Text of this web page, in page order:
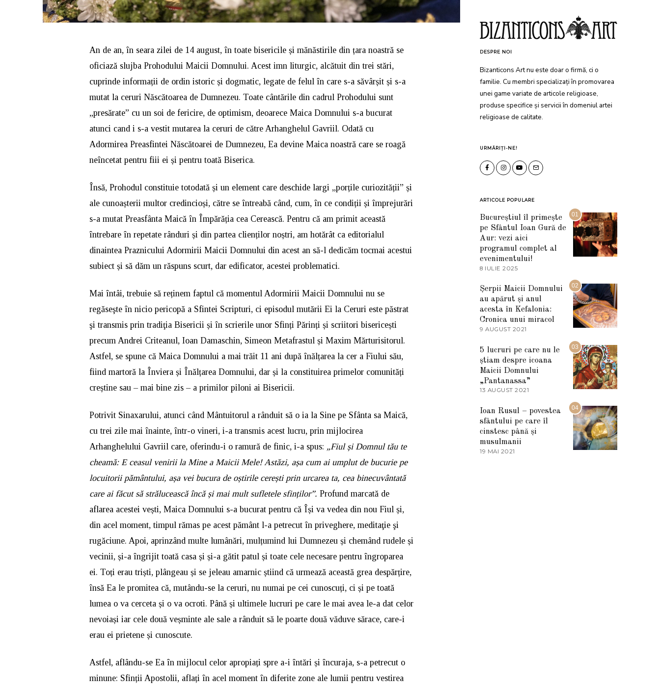
An de an, în seara zilei de 14 august, în toate bisericile și mănăstirile din țara noastră se
oficiază slujba Prohodului Maicii Domnului. Acest imn liturgic, alcătuit din trei stări,
cuprinde informații de ordin istoric și dogmatic, legate de felul în care s-a săvârșit și s-a
mutat la ceruri Născătoarea de Dumnezeu. Toate cântările din cadrul Prohodului sunt
„presărate” cu un soi de fericire, de optimism, deoarece Maica Domnului s-a bucurat
atunci cand i s-a vestit mutarea la ceruri de către Arhanghelul Gavriil. Odată cu
Adormirea Preasfintei Născătoarei de Dumnezeu, Ea devine Maica noastră care se roagă
neîncetat pentru fiii ei și pentru toată Biserica.
Însă, Prohodul constituie totodată și un element care deschide largi „porțile curiozității” și
ale cunoașterii multor credincioși, către se întreabă când, cum, în ce condiții și împrejurări
s-a mutat Preasfânta Maică în Împărăția cea Cerească. Pentru că am primit această
întrebare în repetate rânduri și din partea clienților noștri, am hotărât ca editorialul
dinaintea Praznicului Adormirii Maicii Domnului din acest an să-l dedicăm tocmai acestui
subiect și să dăm un răspuns scurt, dar edificator, acestei problematici.
Mai întâi, trebuie să reținem faptul că momentul Adormirii Maicii Domnului nu se
regăseşte în nicio pericopă a Sfintei Scripturi, ci episodul mutării Ei la Ceruri este păstrat
şi transmis prin tradiţia Bisericii și în scrierile unor Sfinți Părinți și scriitori bisericești
precum Andrei Criteanul, Ioan Damaschin, Simeon Metafrastul și Maxim Mărturisitorul.
Astfel, se spune că Maica Domnului a mai trăit 11 ani după înălțarea la cer a Fiului său,
fiind martoră la Înviera și Înălțarea Domnului, dar și la constituirea primelor comunități
creștine sau – mai bine zis – a primilor piloni ai Bisericii.
Potrivit Sinaxarului, atunci când Mântuitorul a rânduit să o ia la Sine pe Sfânta sa Maică,
cu trei zile mai înainte, într-o vineri, i-a transmis acest lucru, prin mijlocirea
Arhanghelului Gavriil care, oferindu-i o ramură de finic, i-a spus: „Fiul și Domnul tău te
cheamă: E ceasul venirii la Mine a Maicii Mele! Astăzi, așa cum ai umplut de bucurie pe
locuitorii pământului, așa vei bucura de oștirile cerești prin urcarea ta, cea binecuvântată
care ai făcut să strălucească încă și mai mult sufletele sfinților”. Profund marcată de
aflarea acestei vești, Maica Domnului s-a bucurat pentru că Își va vedea din nou Fiul și,
din acel moment, timpul rămas pe acest pământ l-a petrecut în priveghere, meditaţie şi
rugăciune. Apoi, aprinzând multe lumânări, mulțumind lui Dumnezeu și chemând rudele și
vecinii, și-a îngrijit toată casa și și-a gătit patul și toate cele necesare pentru îngroparea
ei. Toți erau triști, plângeau și se jeleau amarnic știind că urmează această grea despărțire,
însă Ea le promitea că, mutându-se la ceruri, nu numai pe cei cunoscuți, ci și pe toată
lumea o va cerceta și o va ocroti. Până și ultimele lucruri pe care le mai avea le-a dat celor
nevoiași iar cele două veșminte ale sale a rânduit să le poarte două văduve sărace, care-i
erau ei prietene și cunoscute.
Astfel, aflându-se Ea în mijlocul celor apropiați spre a-i întări și încuraja, s-a petrecut o
minune: Sfinții Apostolii, aflați în acel moment în diferite zone ale lumii pentru vestirea
DESPRE NOI
Bizanticons Art nu este doar o firmă, ci o
familie. Cu membri specializați în promovarea
unei game variate de articole religioase,
produse specifice și servicii în domeniul artei
religioase de calitate.
URMĂRIȚI-NE!
ARTICOLE POPULARE
01
Bucureștiul îl primește
pe Sfântul Ioan Gură de
Aur: vezi aici
programul complet al
evenimentului!
8 IULIE 2025
U
L
I
2
0
02
Șerpii Maicii Domnului
au apărut și anul
acesta în Kefalonia:
Cronica unui miracol
9 AUGUST 2021
A
R
T
I
2
2
2
03
5 lucruri pe care nu le
știam despre icoana
Maicii Domnului
„Pantanassa”
13 AUGUST 2021
U
G
U
S
04
Ioan Rusul – povestea
sfântului pe care îl
cinstesc până și
musulmanii
19 MAI 2021